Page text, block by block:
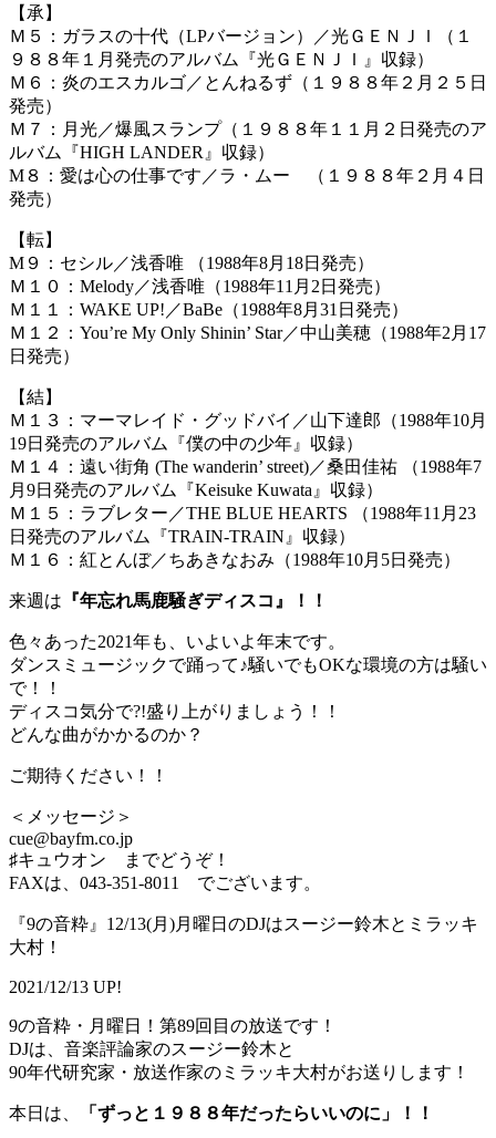
【承】
Ｍ５：ガラスの十代（LPバージョン）／光ＧＥＮＪＩ（１
９８８年１月発売のアルバム『光ＧＥＮＪＩ』収録）
Ｍ６：炎のエスカルゴ／とんねるず（１９８８年２月２５日
発売）
Ｍ７：月光／爆風スランプ（１９８８年１１月２日発売のア
ルバム『HIGH LANDER』収録）
M８：愛は心の仕事です／ラ・ムー （１９８８年２月４日
発売）
【転】
M９：セシル／浅香唯 （1988年8月18日発売）
Ｍ１０：Melody／浅香唯（1988年11月2日発売）
Ｍ１１：WAKE UP!／BaBe（1988年8月31日発売）
Ｍ１２：You’re My Only Shinin’ Star／中山美穂（1988年2月17
日発売）
【結】
Ｍ１３：マーマレイド・グッドバイ／山下達郎（1988年10月
19日発売のアルバム『僕の中の少年』収録）
Ｍ１４：遠い街角 (The wanderin’ street)／桑田佳祐 （1988年7
月9日発売のアルバム『Keisuke Kuwata』収録）
Ｍ１５：ラブレター／THE BLUE HEARTS （1988年11月23
日発売のアルバム『TRAIN-TRAIN』収録）
Ｍ１６：紅とんぼ／ちあきなおみ（1988年10月5日発売）
来週は 『年忘れ馬鹿騒ぎディスコ』！！
色々あった2021年も、いよいよ年末です。
ダンスミュージックで踊って♪騒いでもOKな環境の方は騒い
で！！
ディスコ気分で?!盛り上がりましょう！！
どんな曲がかかるのか？
ご期待ください！！
＜メッセージ＞
cue@bayfm.co.jp
♯キュウオン までどうぞ！
FAXは、043-351-8011 でございます。
『9の音粋』12/13(月)月曜日のDJはスージー鈴木とミラッキ
大村！
2021/12/13 UP!
9の音粋・月曜日！第89回目の放送です！
DJは、音楽評論家のスージー鈴木と
90年代研究家・放送作家のミラッキ大村がお送りします！
本日は、 「ずっと１９８８年だったらいいのに」！！